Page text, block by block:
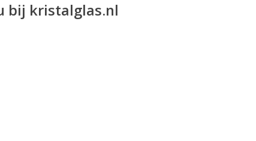
bij kristalglas.nl